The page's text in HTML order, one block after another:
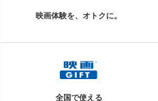
映画体験を、オトクに。
全国で使える